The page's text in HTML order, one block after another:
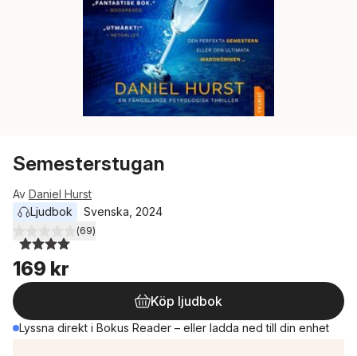
Semesterstugan
Av Daniel Hurst
Ljudbok
Svenska 2024
4,0utav 5 stjärnor. Totalt antal röster:
(69)
169 kr
Köp ljudbok
Lyssna direkt i Bokus Reader – eller ladda ned till din enhet